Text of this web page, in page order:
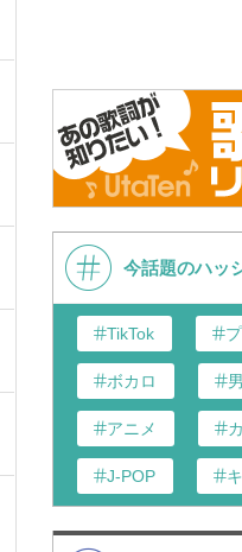
今話題のハッ
TikTok
ボカロ
アニメ
J-POP